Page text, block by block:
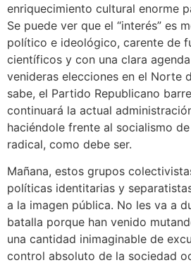
enriquecimiento cultural enorme
Se puede ver que el “interés” es
político e ideológico, carente de
científicos y con una clara
venideras elecciones en el Norte
sabe, el Partido Republicano
continuará la actual
haciéndole frente al socialismo
radical, como debe ser.
Mañana, estos grupos
políticas identitarias y
a la imagen pública. No les va a
batalla porque han venido
una cantidad inimaginable de
control absoluto de la sociedad